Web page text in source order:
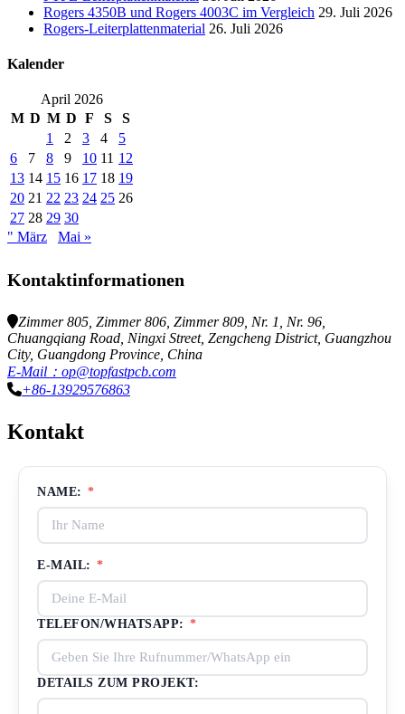
Rogers 4350B und Rogers 4003C im Vergleich 29. Juli 2026
Rogers-Leiterplattenmaterial 26. Juli 2026
Kalender
April 2026
M D M D F S
S
1
2 3 4
5
6
7 8 9 10 11 12
13 14 15 16 17 18 19
20 21 22 23 24 25 26
27 28 29 30
" März
Mai »
Kontaktinformationen
Zimmer 805, Zimmer 806, Zimmer 809, Nr. 1, Nr. 96,
Chuangqiang Road, Ningxi Street, Zengcheng District, Guangzhou
City, Guangdong Province, China
E-Mail：op@topfastpcb.com
+86-13929576863
Kontakt
NAME: *
E-MAIL: *
TELEFON/WHATSAPP: *
DETAILS ZUM PROJEKT: